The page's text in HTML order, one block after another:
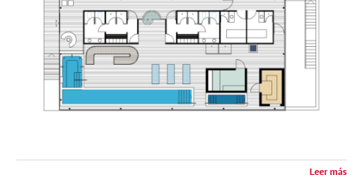
Leer más